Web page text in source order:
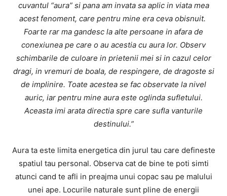
cuvantul “aura” si pana am invata sa aplic in viata mea
acest fenoment, care pentru mine era ceva obisnuit.
Foarte rar ma gandesc la alte persoane in afara de
conexiunea pe care o au acestia cu aura lor. Observ
schimbarile de culoare in prietenii mei si in cazul celor
dragi, in vremuri de boala, de respingere, de dragoste si
de implinire. Toate acestea se fac observate la nivel
auric, iar pentru mine aura este oglinda sufletului.
Aceasta imi arata directia spre care sufla vanturile
destinului.”
Aura ta este limita energetica din jurul tau care defineste
spatiul tau personal. Observa cat de bine te poti simti
atunci cand te afli in preajma unui copac sau pe malului
unei ape. Locurile naturale sunt pline de energii